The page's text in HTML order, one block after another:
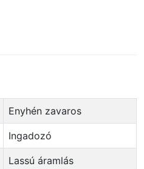
Enyhén zavaros
Ingadozó
Lassú áramlás